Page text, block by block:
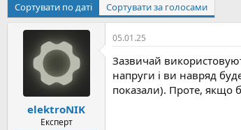
ц
і
ї
:
Сортувати по даті Сортувати за голосами
elektroNIK
Експерт
05.01.25
Зазвичай
напруги і ви навряд
показали). Проте, якщо